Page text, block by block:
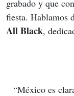
grabado y que
fiesta. Hablamos
All Black,
“México es